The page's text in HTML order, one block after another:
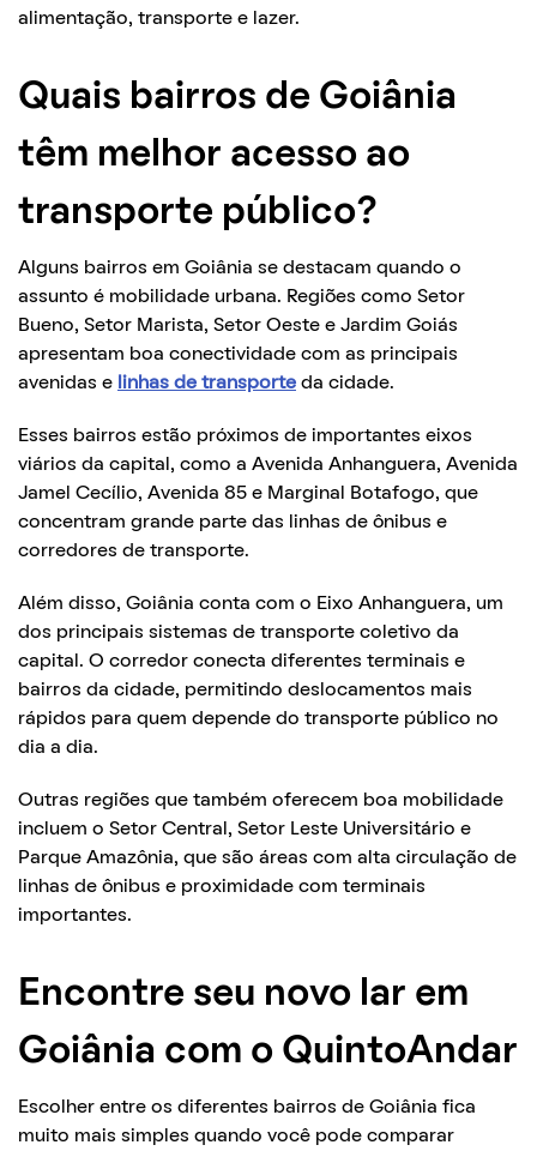
alimentação, transporte e lazer.
Quais bairros de Goiânia
têm melhor acesso ao
transporte público?
Alguns bairros em Goiânia se destacam quando o
assunto é mobilidade urbana. Regiões como Setor
Bueno, Setor Marista, Setor Oeste e Jardim Goiás
apresentam boa conectividade com as principais
avenidas e
linhas de transporte da cidade.
Esses bairros estão próximos de importantes eixos
viários da capital, como a Avenida Anhanguera, Avenida
Jamel Cecílio, Avenida 85 e Marginal Botafogo, que
concentram grande parte das linhas de ônibus e
corredores de transporte.
Além disso, Goiânia conta com o Eixo Anhanguera, um
dos principais sistemas de transporte coletivo da
capital. O corredor conecta diferentes terminais e
bairros da cidade, permitindo deslocamentos mais
rápidos para quem depende do transporte público no
dia a dia.
Outras regiões que também oferecem boa mobilidade
incluem o Setor Central, Setor Leste Universitário e
Parque Amazônia, que são áreas com alta circulação de
linhas de ônibus e proximidade com terminais
importantes.
Encontre seu novo lar em
Goiânia com o QuintoAndar
Escolher entre os diferentes bairros de Goiânia fica
muito mais simples quando você pode comparar